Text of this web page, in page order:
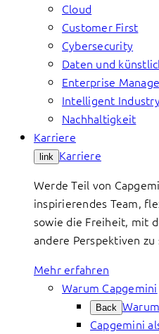
Cloud
Customer First
Cybersecurity
Daten und
Enterprise
Intelligent Industry
Nachhaltigkeit
Karriere
link Karriere
Werde Teil von
inspirierendes Team,
sowie die Freiheit, mit
andere Perspektiven zu
Mehr erfahren
Warum Capgemini
Back
Capgemini